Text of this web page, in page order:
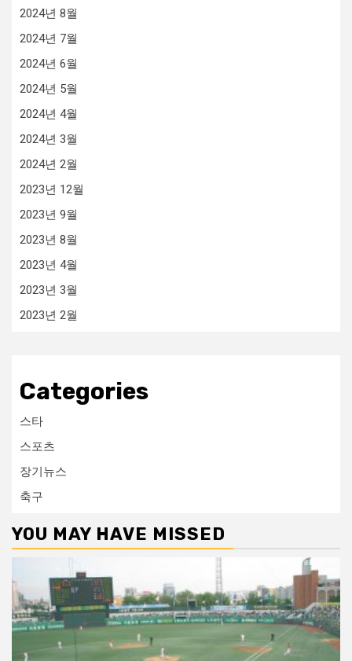
2024년 8월
2024년 7월
2024년 6월
2024년 5월
2024년 4월
2024년 3월
2024년 2월
2023년 12월
2023년 9월
2023년 8월
2023년 4월
2023년 3월
2023년 2월
Categories
스타
스포츠
장기뉴스
축구
YOU MAY HAVE MISSED